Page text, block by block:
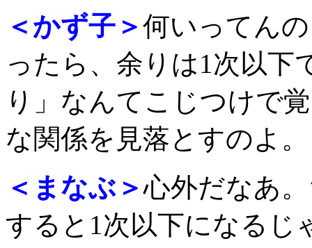
＜かず子＞何いってん
ったら、余りは1次以下
り」なんてこじつけで
な関係を見落とすのよ。
＜まなぶ＞心外だなあ
すると1次以下になるじ